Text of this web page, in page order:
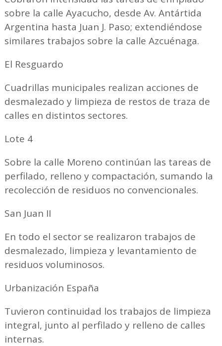
sobre la calle Ayacucho, desde Av. Antártida
Argentina hasta Juan J. Paso; extendiéndose
similares trabajos sobre la calle Azcuénaga.
El Resguardo
Cuadrillas municipales realizan acciones de
desmalezado y limpieza de restos de traza de
calles en distintos sectores.
Lote 4
Sobre la calle Moreno continúan las tareas de
perfilado, relleno y compactación, sumando la
recolección de residuos no convencionales.
San Juan II
En todo el sector se realizaron trabajos de
desmalezado, limpieza y levantamiento de
residuos voluminosos.
Urbanización España
Tuvieron continuidad los trabajos de limpieza
integral, junto al perfilado y relleno de calles
internas.